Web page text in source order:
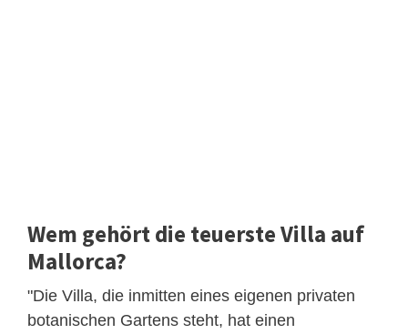
Wem gehört die teuerste Villa auf
Mallorca?
"Die Villa, die inmitten eines eigenen privaten
botanischen Gartens steht, hat einen